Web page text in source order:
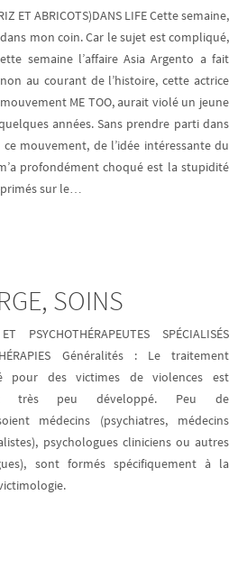
ET ABRICOTS)DANS LIFE Cette semaine,
mon coin. Car le sujet est compliqué,
semaine l’affaire Asia Argento a fait
au courant de l’histoire, cette actrice
ME TOO, aurait violé un jeune
années. Sans prendre parti dans
mouvement, de l’idée intéressante du
profondément choqué est la stupidité
sur le…
SOINS
PSYCHOTHÉRAPEUTES SPÉCIALISÉS
Généralités : Le traitement
pour des victimes de violences est
très peu développé. Peu de
médecins (psychiatres, médecins
psychologues cliniciens ou autres
sont formés spécifiquement à la